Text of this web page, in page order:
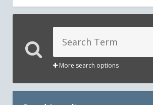
More search options